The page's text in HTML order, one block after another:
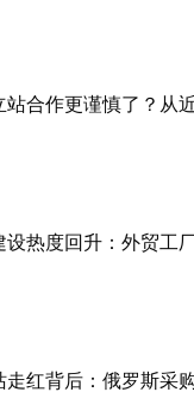
站合作更谨慎了？从
设热度回升：外贸工
走红背后：俄罗斯采